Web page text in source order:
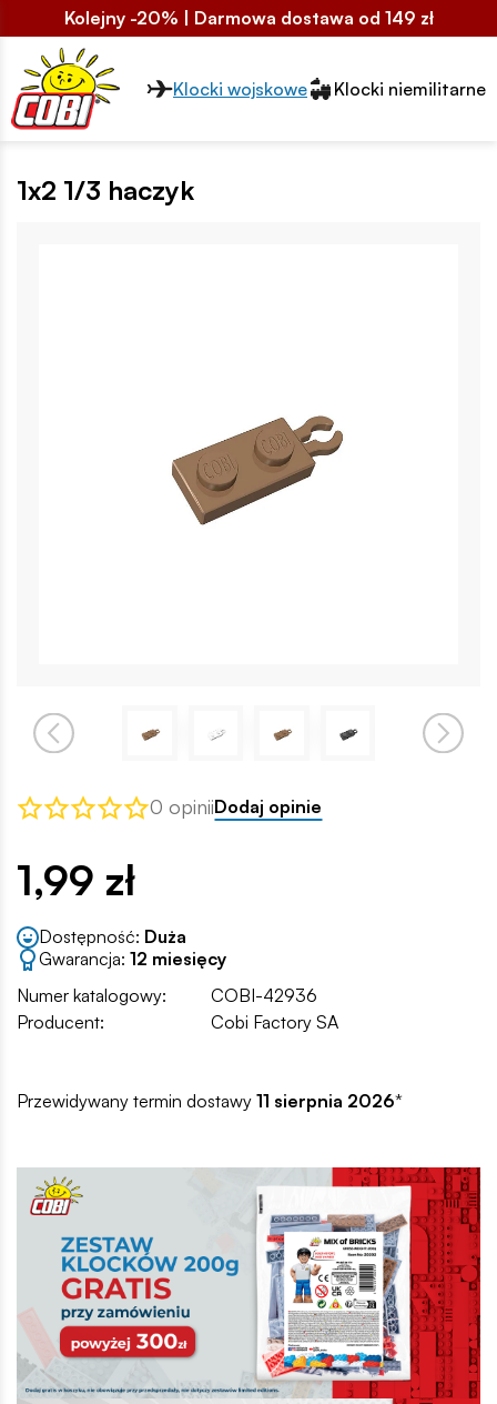
Kolejny -20% | Darmowa dostawa od 149 zł
Przełącznik segmentów2
Klocki wojskowe Klocki niemilitarne
1x2 1/3 haczyk
0 opiniiDodaj opinie
1,99 zł
Dostępność: Duża
Gwarancja: 12 miesięcy
Numer katalogowy:
COBI-42936
Producent:
Cobi Factory SA
Przewidywany termin dostawy 11 sierpnia 2026*